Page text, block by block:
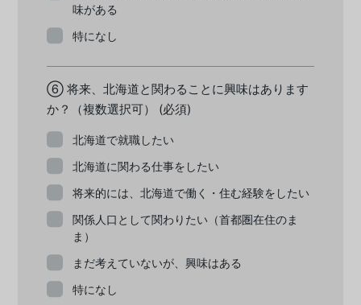
味がある
特になし
⑥ 将来、北海道と関わることに興味はあります
か？（複数選択可） (必須)
北海道で就職したい
北海道に関わる仕事をしたい
将来的には、北海道で働く・住む経験をしたい
関係人口として関わりたい（首都圏在住のま
ま）
まだ考えていないが、興味はある
特になし